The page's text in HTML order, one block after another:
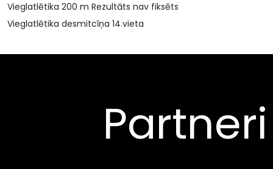
Vieglatlētika 200 m Rezultāts nav fiksēts
Vieglatlētika desmitcīņa 14.vieta
Partneri